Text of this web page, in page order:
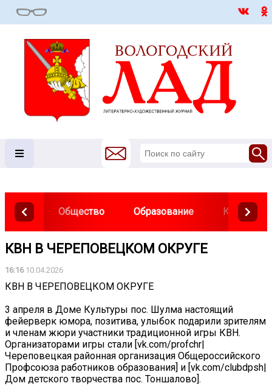
Общество Образование Культура
КВН В ЧЕРЕПОВЕЦКОМ ОКРУГЕ
16:1610.04.2026
КВН В ЧЕРЕПОВЕЦКОМ ОКРУГЕ
3 апреля в Доме Культуры пос. Шулма настоящий
фейерверк юмора, позитива, улыбок подарили зрителям
и членам жюри участники традиционной игры КВН.
Организаторами игры стали [vk.com/profchr|
Череповецкая районная организация Общероссийского
Профсоюза работников образования] и [vk.com/clubdpsh|
Дом детского творчества пос. Тоншалово].